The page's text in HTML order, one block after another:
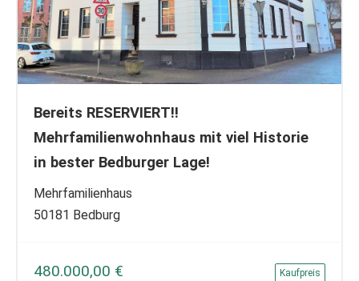
Bereits RESERVIERT!!
Mehrfamilienwohnhaus mit viel Historie
in bester Bedburger Lage!
Mehrfamilienhaus
50181 Bedburg
480.000,00 € Kaufpreis